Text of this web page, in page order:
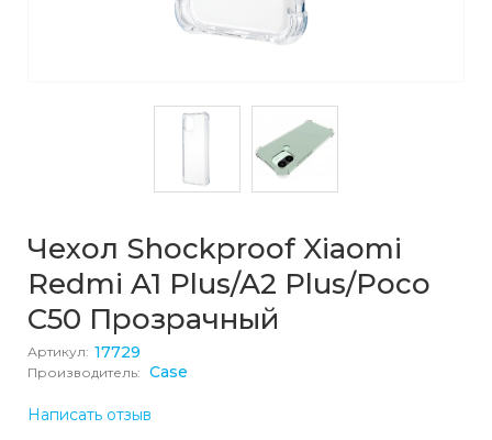
Чехол Shockproof Xiaomi
Redmi A1 Plus/A2 Plus/Poco
C50 Прозрачный
Артикул: 17729
Производитель: Case
Написать отзыв